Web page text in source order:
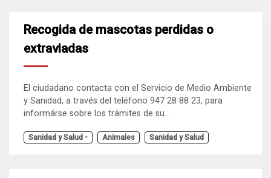
Recogida de mascotas perdidas o
extraviadas
El ciudadano contacta con el Servicio de Medio Ambiente
y Sanidad, a través del teléfono 947 28 88 23, para
informárse sobre los trámites de su...
Sanidad y Salud - Animales Sanidad y Salud